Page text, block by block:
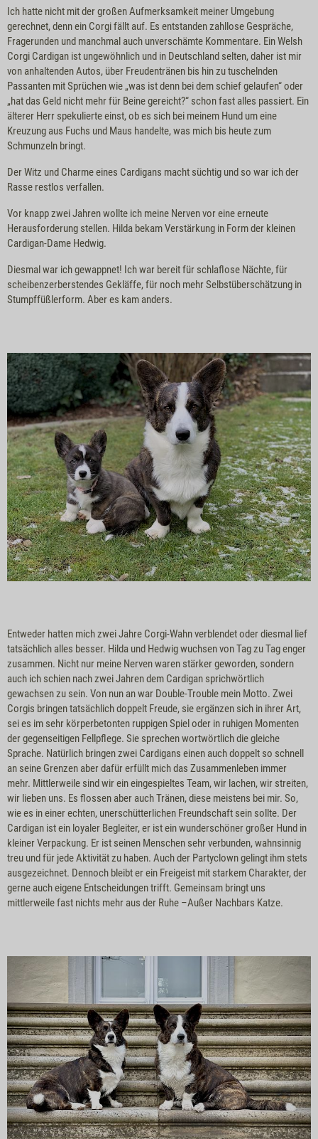
Ich hatte nicht mit der großen Aufmerksamkeit meiner Umgebung
gerechnet, denn ein Corgi fällt auf. Es entstanden zahllose Gespräche,
Fragerunden und manchmal auch unverschämte Kommentare. Ein Welsh
Corgi Cardigan ist ungewöhnlich und in Deutschland selten, daher ist mir
von anhaltenden Autos, über Freudentränen bis hin zu tuschelnden
Passanten mit Sprüchen wie „was ist denn bei dem schief gelaufen“ oder
„hat das Geld nicht mehr für Beine gereicht?“ schon fast alles passiert. Ein
älterer Herr spekulierte einst, ob es sich bei meinem Hund um eine
Kreuzung aus Fuchs und Maus handelte, was mich bis heute zum
Schmunzeln bringt.
Der Witz und Charme eines Cardigans macht süchtig und so war ich der
Rasse restlos verfallen.
Vor knapp zwei Jahren wollte ich meine Nerven vor eine erneute
Herausforderung stellen. Hilda bekam Verstärkung in Form der kleinen
Cardigan-Dame Hedwig.
Diesmal war ich gewappnet! Ich war bereit für schlaflose Nächte, für
scheibenzerberstendes Gekläffe, für noch mehr Selbstüberschätzung in
Stumpffüßlerform. Aber es kam anders.
Entweder hatten mich zwei Jahre Corgi-Wahn verblendet oder diesmal lief
tatsächlich alles besser. Hilda und Hedwig wuchsen von Tag zu Tag enger
zusammen. Nicht nur meine Nerven waren stärker geworden, sondern
auch ich schien nach zwei Jahren dem Cardigan sprichwörtlich
gewachsen zu sein. Von nun an war Double-Trouble mein Motto. Zwei
Corgis bringen tatsächlich doppelt Freude, sie ergänzen sich in ihrer Art,
sei es im sehr körperbetonten ruppigen Spiel oder in ruhigen Momenten
der gegenseitigen Fellpflege. Sie sprechen wortwörtlich die gleiche
Sprache. Natürlich bringen zwei Cardigans einen auch doppelt so schnell
an seine Grenzen aber dafür erfüllt mich das Zusammenleben immer
mehr. Mittlerweile sind wir ein eingespieltes Team, wir lachen, wir streiten,
wir lieben uns. Es flossen aber auch Tränen, diese meistens bei mir. So,
wie es in einer echten, unerschütterlichen Freundschaft sein sollte. Der
Cardigan ist ein loyaler Begleiter, er ist ein wunderschöner großer Hund in
kleiner Verpackung. Er ist seinen Menschen sehr verbunden, wahnsinnig
treu und für jede Aktivität zu haben. Auch der Partyclown gelingt ihm stets
ausgezeichnet. Dennoch bleibt er ein Freigeist mit starkem Charakter, der
gerne auch eigene Entscheidungen trifft. Gemeinsam bringt uns
mittlerweile fast nichts mehr aus der Ruhe –Außer Nachbars Katze.